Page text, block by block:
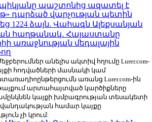
պաշտոնից ազատել է
դարձած վարչության պետին
1224 ձայն. Վահագն Ալեքսանյան
հաղթանակ․ Հայաստանը
առաջնության մեդալային
անելիս ակտիվ հղումը Lurer.com-
հոդվածների մասնակի կամ
առանց Lurer.com-ին
արտահայտված կարծիքները
կայքի խմբագրության տեսակետի
համար կայքը
չի կրում: